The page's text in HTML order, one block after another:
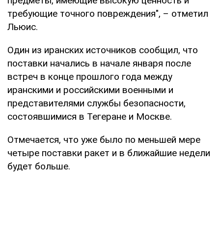
требующие точного повреждения", – отметил
Льюис.
Один из иранских источников сообщил, что
поставки начались в начале января после
встреч в конце прошлого года между
иранскими и российскими военными и
представителями службы безопасности,
состоявшимися в Тегеране и Москве.
Отмечается, что уже было по меньшей мере
четыре поставки ракет и в ближайшие недели
будет больше.